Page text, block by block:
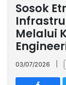
Nasional
International
Olahraga
Entertainment
Daerah
Pariwisata
Kuliner
Kolom
Network
PT
TREETAN
Sosok
Melalui
03/07/2026